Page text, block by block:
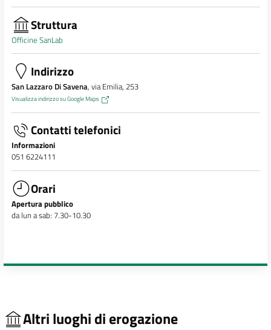
Struttura
Officine SanLab
Indirizzo
San Lazzaro Di Savena, via Emilia, 253
Visualizza indirizzo su Google Maps
Contatti telefonici
Informazioni
051 6224111
Orari
Apertura pubblico
da lun a sab: 7.30-10.30
Altri luoghi di erogazione